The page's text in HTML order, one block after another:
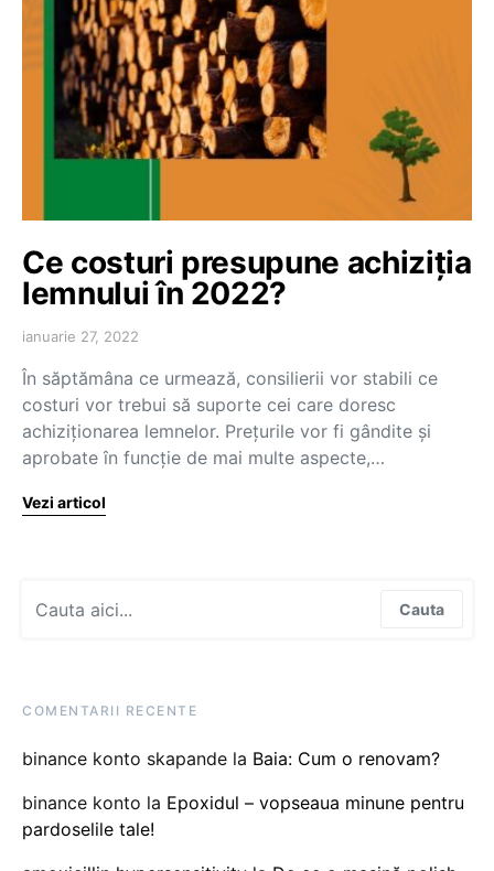
Ce costuri presupune achiziția
lemnului în 2022?
ianuarie 27, 2022
În săptămâna ce urmează, consilierii vor stabili ce
costuri vor trebui să suporte cei care doresc
achiziționarea lemnelor. Prețurile vor fi gândite și
aprobate în funcție de mai multe aspecte,…
Vezi articol
Cauta
COMENTARII RECENTE
binance konto skapande la Baia: Cum o renovam?
binance konto la Epoxidul – vopseaua minune pentru
pardoselile tale!